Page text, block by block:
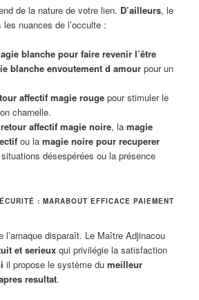
de la nature de votre lien. D’ailleurs, le
nuances de l’occulte :
blanche pour faire revenir l’être
blanche envoutement d amourpour un
affectif magie rougepour stimuler le
charnelle.
retour affectif magie noire, la magie
ou la magie noire pour recuperer
désespérées ou la présence
: MARABOUT EFFICACE PAIEMENT
l’arnaque disparaît. Le Maître Adjinacou
et serieux qui privilégie la satisfaction
il propose le système dumeilleur
resultat.